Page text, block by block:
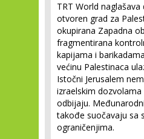
TRT World naglašava
otvoren grad za
okupirana Zapadna
fragmentirana
kapijama i
većinu Palestinaca
Istočni Jerusalem
izraelskim
odbijaju.
takođe suočavaju sa
ograničenjima.